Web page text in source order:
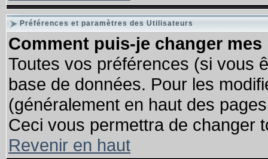
Préférences et paramètres des Utilisateurs
Comment puis-je changer
Toutes vos préférences (si vous
base de données. Pour les
(généralement en haut des
Ceci vous permettra de changer
Revenir en haut